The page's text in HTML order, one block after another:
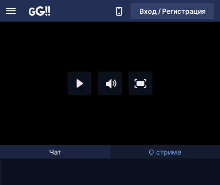
Вход / Регистрация
Чат О стриме